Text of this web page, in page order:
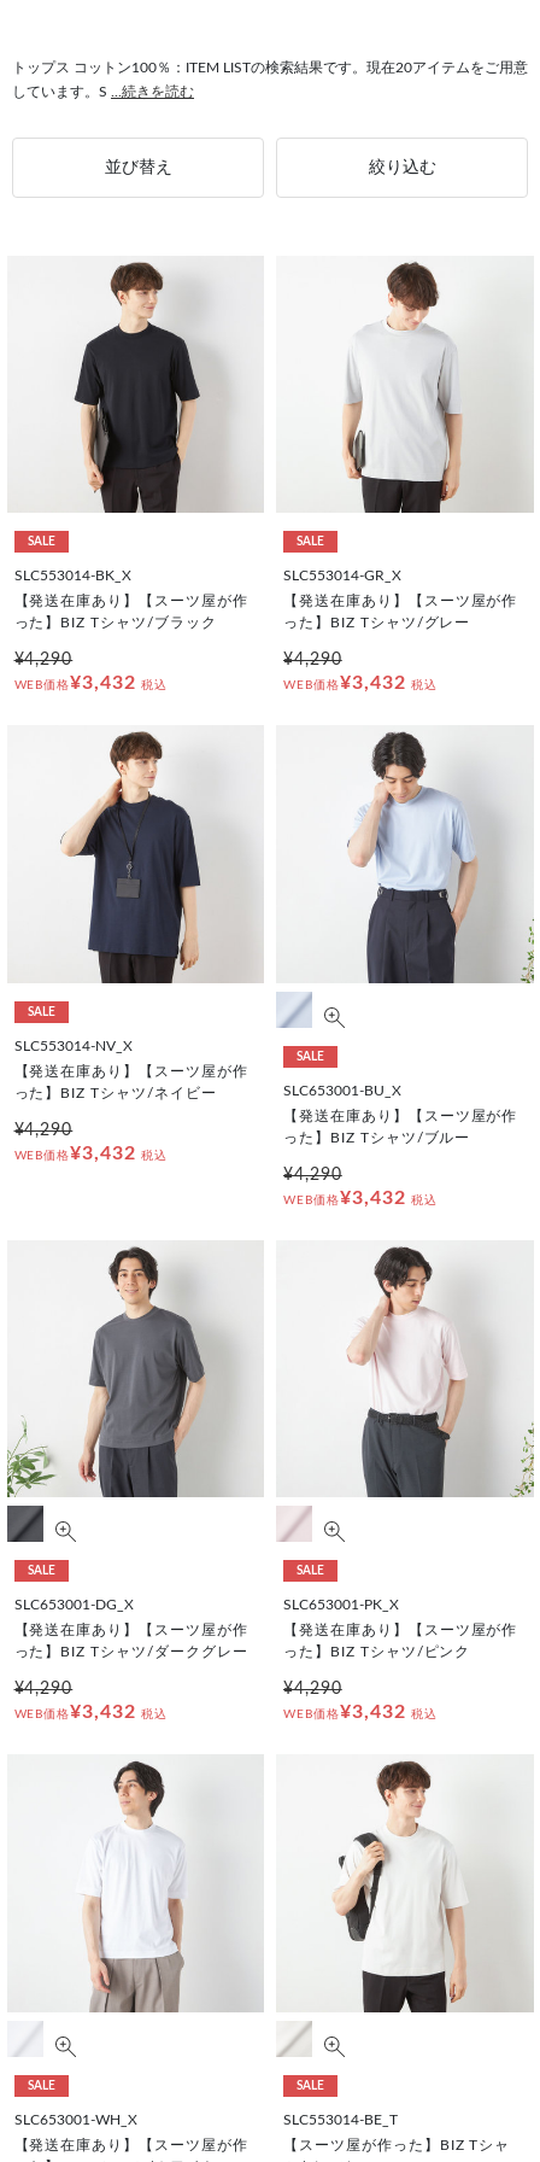
#セットアップ対応 コットン100％
トップス コットン100％：ITEM LISTの検索結果です。現在20アイテムをご用意
しています。S
...続きを読む
並び替え 絞り込む
SALE
SLC553014-BK_X
【発送在庫あり】【スーツ屋が作
った】BIZ Tシャツ/ブラック
¥4,290
WEB価格¥3,432 税込
SALE
SLC553014-GR_X
【発送在庫あり】【スーツ屋が作
った】BIZ Tシャツ/グレー
¥4,290
WEB価格¥3,432 税込
SALE
SLC553014-NV_X
【発送在庫あり】【スーツ屋が作
った】BIZ Tシャツ/ネイビー
¥4,290
WEB価格¥3,432 税込
SALE
SLC653001-BU_X
【発送在庫あり】【スーツ屋が作
った】BIZ Tシャツ/ブルー
¥4,290
WEB価格¥3,432 税込
SALE
SLC653001-DG_X
【発送在庫あり】【スーツ屋が作
った】BIZ Tシャツ/ダークグレー
¥4,290
WEB価格¥3,432 税込
SALE
SLC653001-PK_X
【発送在庫あり】【スーツ屋が作
った】BIZ Tシャツ/ピンク
¥4,290
WEB価格¥3,432 税込
SALE
SLC653001-WH_X
【発送在庫あり】【スーツ屋が作
SALE
SLC553014-BE_T
【スーツ屋が作った】BIZ Tシャ